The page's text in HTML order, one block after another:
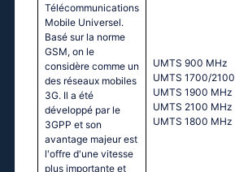
Télécommunications
Mobile Universel.
Basé sur la norme
GSM, on le
considère comme un
des réseaux mobiles
3G. Il a été
développé par le
3GPP et son
avantage majeur est
l'offre d'une vitesse
plus importante et
UМТS 900 МНz
UМТS 1700/
UМТS 1900 МНz
UМТS 2100 МНz
UМТS 1800 МНz